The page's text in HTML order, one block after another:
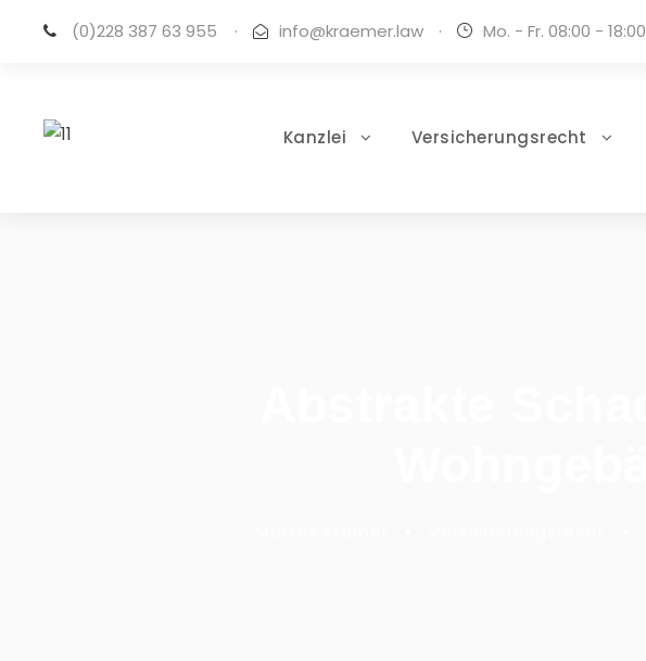
(0)228 387 63 955 · info@kraemer.law · Mo. - Fr. 08:00 - 18:00
Kanzlei Versicherungsrecht